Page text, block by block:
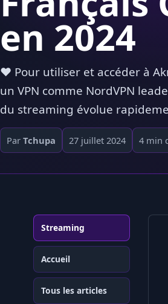
en 2024
❤️ Pour utiliser et accéder à
un VPN comme NordVPN
du streaming évolue
Par Tchupa 27 juillet 2024 4 min
Streaming
Accueil
Tous les articles